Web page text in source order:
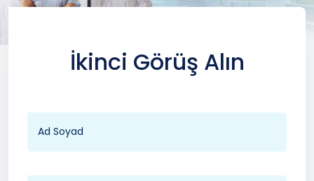
İkinci Görüş Alın